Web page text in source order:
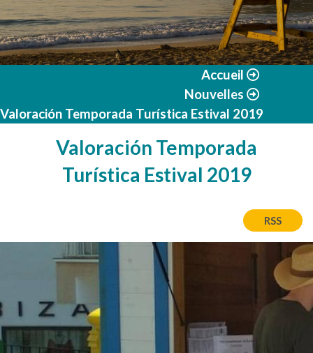
Accueil
Nouvelles
Valoración Temporada Turística Estival 2019
Valoración Temporada
Turística Estival 2019
RSS